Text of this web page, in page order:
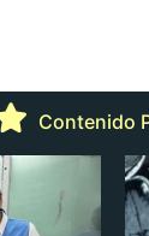
Contenido